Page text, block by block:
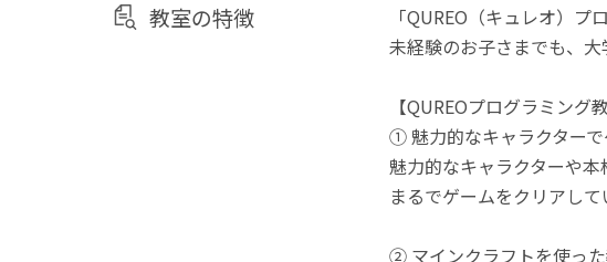
教室の特徴
「QUREO（キュレオ）
未経験のお子さまでも、
【QUREOプログラミング
① 魅力的なキャラクター
魅力的なキャラクターや
まるでゲームをクリアし
② マインクラフトを使った